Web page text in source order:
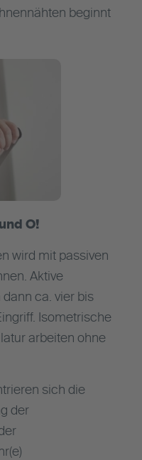
beginnt
O!
wird mit passiven
Aktive
ca. vier bis
Isometrische
arbeiten ohne
sich die
der